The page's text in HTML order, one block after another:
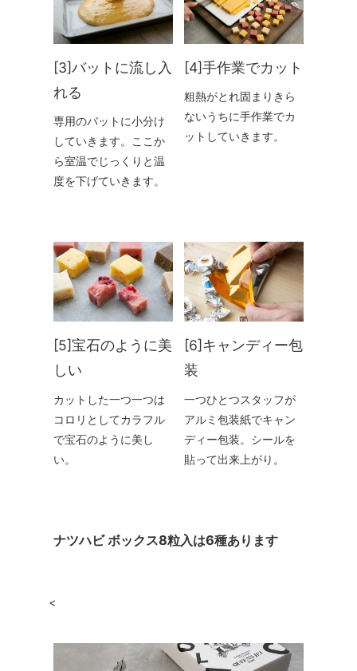
[3]バットに流し入
れる
専用のバットに小分け
していきます。ここか
ら室温でじっくりと温
度を下げていきます。
[4]手作業でカット
粗熱がとれ固まりきら
ないうちに手作業でカ
ットしていきます。
[5]宝石のように美
しい
カットした一つ一つは
コロリとしてカラフル
で宝石のように美し
い。
[6]キャンディー包
装
一つひとつスタッフが
アルミ包装紙でキャン
ディー包装。シールを
貼って出来上がり。
ナツハビ ボックス8粒入は6種あります
<